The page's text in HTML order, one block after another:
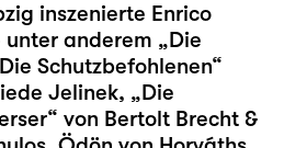
inszenierte Enrico
unter anderem „Die
Schutzbefohlenen“
Jelinek, „Die
von Bertolt Brecht &